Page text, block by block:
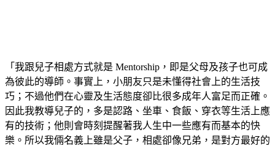
「我跟兒子相處方式就是 Mentorship，即是父母及孩子也可成
為彼此的導師。事實上，小朋友只是未懂得社會上的生活技
巧；不過他們在心靈及生活態度卻比很多成年人富足而正確。
因此我教導兒子的，多是認路、坐車、食飯、穿衣等生活上應
有的技術；他則會時刻提醒著我人生中一些應有而基本的快
樂。所以我倆名義上雖是父子，相處卻像兄弟，是對方最好的